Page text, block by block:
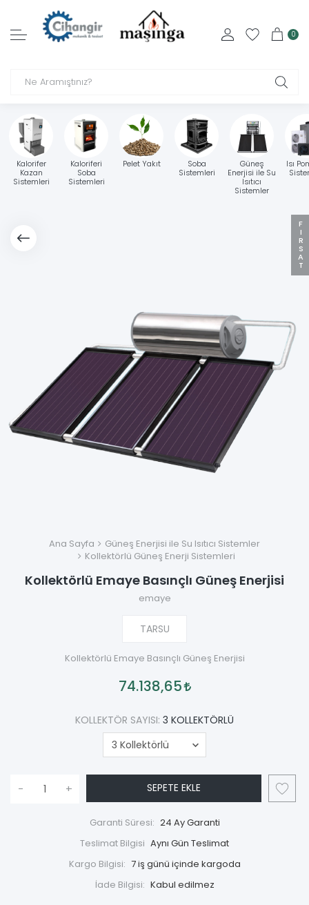
0
Kalorifer
Kazan
Sistemleri
Kaloriferi
Soba
Sistemleri
Pelet Yakıt
Soba
Sistemleri
Güneş
Enerjisi ile Su
Isıtıcı
Sistemler
Isı
FIRSAT
Ana Sayfa
Güneş Enerjisi ile Su Isıtıcı Sistemler
Kollektörlü Güneş Enerji Sistemleri
Kollektörlü Emaye Basınçlı Güneş Enerjisi
emaye
TARSU
Kollektörlü Emaye Basınçlı Güneş Enerjisi
74.138,65
KOLLEKTÖR SAYISI: 3 KOLLEKTÖRLÜ
- + SEPETE EKLE
Garanti Süresi: 24 Ay Garanti
Teslimat Bilgisi Aynı Gün Teslimat
Kargo Bilgisi: 7 iş günü içinde kargoda
İade Bilgisi: